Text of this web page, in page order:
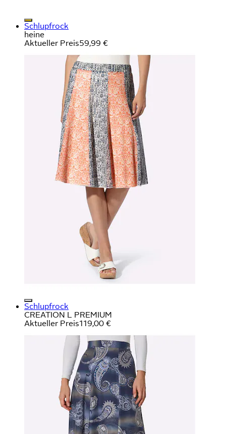
Schlupfrock
heine
Aktueller Preis59,99 €
Schlupfrock
CREATION L PREMIUM
Aktueller Preis119,00 €